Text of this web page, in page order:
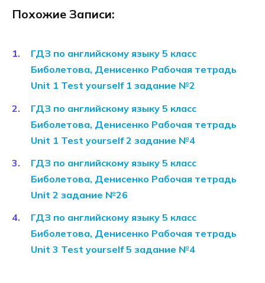
Похожие Записи:
ГДЗ по английскому языку 5 класс
Биболетова, Денисенко Рабочая тетрадь
Unit 1 Test yourself 1 задание №2
ГДЗ по английскому языку 5 класс
Биболетова, Денисенко Рабочая тетрадь
Unit 1 Test yourself 2 задание №4
ГДЗ по английскому языку 5 класс
Биболетова, Денисенко Рабочая тетрадь
Unit 2 задание №26
ГДЗ по английскому языку 5 класс
Биболетова, Денисенко Рабочая тетрадь
Unit 3 Test yourself 5 задание №4